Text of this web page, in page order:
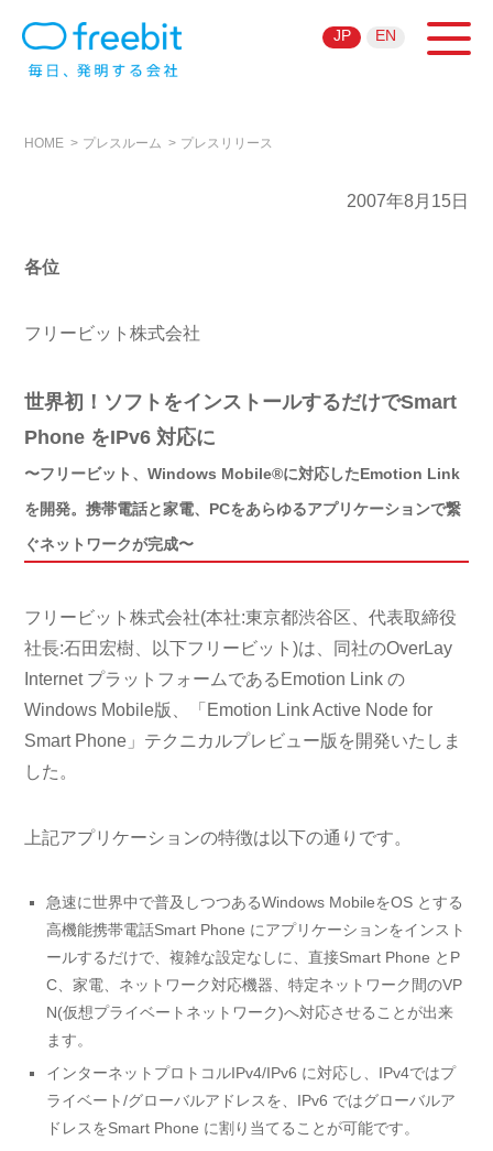
JP EN
HOME プレスルーム プレスリリース
2007年8月15日
各位
フリービット株式会社
世界初！ソフトをインストールするだけでSmart
Phone をIPv6 対応に
〜フリービット、Windows Mobile®に対応したEmotion Link
を開発。携帯電話と家電、PCをあらゆるアプリケーションで繋
ぐネットワークが完成〜
フリービット株式会社(本社:東京都渋谷区、代表取締役
社長:石田宏樹、以下フリービット)は、同社のOverLay
Internet プラットフォームであるEmotion Link の
Windows Mobile版、「Emotion Link Active Node for
Smart Phone」テクニカルプレビュー版を開発いたしま
した。
上記アプリケーションの特徴は以下の通りです。
急速に世界中で普及しつつあるWindows MobileをOS とする
高機能携帯電話Smart Phone にアプリケーションをインスト
ールするだけで、複雑な設定なしに、直接Smart Phone とP
C、家電、ネットワーク対応機器、特定ネットワーク間のVP
N(仮想プライベートネットワーク)へ対応させることが出来
ます。
インターネットプロトコルIPv4/IPv6 に対応し、IPv4ではプ
ライベート/グローバルアドレスを、IPv6 ではグローバルア
ドレスをSmart Phone に割り当てることが可能です。